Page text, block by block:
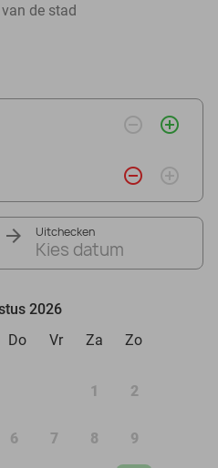
de stad
remove_circle_outline add_circle_outline
remove_circle_outline add_circle_outline
Uitchecken
Kies datum
2026
Do Vr Za Zo
1 2
6 7 8 9